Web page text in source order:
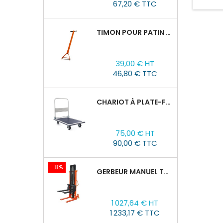
67,20 € TTC
TIMON POUR PATIN ROULEUR CRA-4/6/8
39,00 € HT
46,80 € TTC
CHARIOT À PLATE-FORME TOR PH 300KG
75,00 € HT
90,00 € TTC
-8% GERBEUR MANUEL TOR CTY-EH 2T/3M FOURCHES RÉGLABLES 320-770MM
base
1 027,64 € HT
1 233,17 € TTC